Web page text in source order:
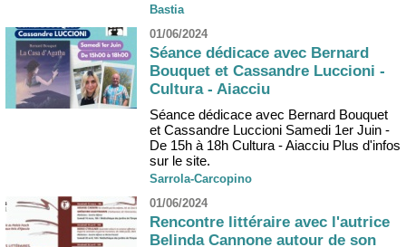
Bastia
01/06/2024
Séance dédicace avec Bernard
Bouquet et Cassandre Luccioni -
Cultura - Aiacciu
Séance dédicace avec Bernard Bouquet
et Cassandre Luccioni Samedi 1er Juin -
De 15h à 18h Cultura - Aiacciu Plus d'infos
sur le site.
Sarrola-Carcopino
01/06/2024
Rencontre littéraire avec l'autrice
Belinda Cannone autour de son